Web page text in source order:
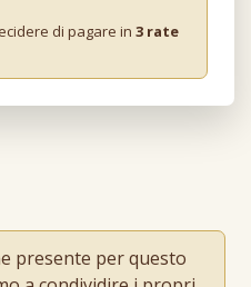
di pagare in 3 rate
presente per questo